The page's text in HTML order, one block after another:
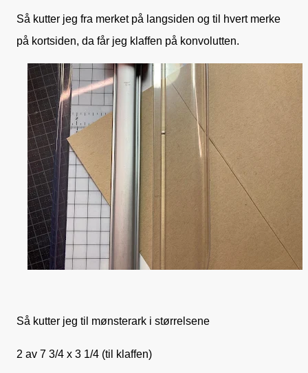
Så kutter jeg fra merket på langsiden og til hvert merke
på kortsiden, da får jeg klaffen på konvolutten.
Så kutter jeg til mønsterark i størrelsene
2 av 7 3/4 x 3 1/4 (til klaffen)